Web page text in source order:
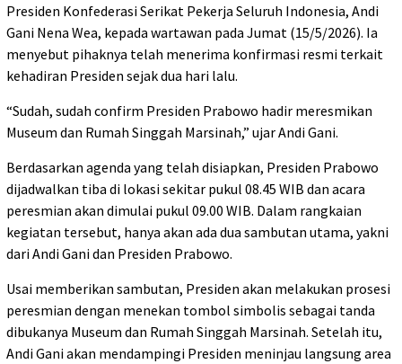
Presiden Konfederasi Serikat Pekerja Seluruh Indonesia, Andi
Gani Nena Wea, kepada wartawan pada Jumat (15/5/2026). Ia
menyebut pihaknya telah menerima konfirmasi resmi terkait
kehadiran Presiden sejak dua hari lalu.
“Sudah, sudah confirm Presiden Prabowo hadir meresmikan
Museum dan Rumah Singgah Marsinah,” ujar Andi Gani.
Berdasarkan agenda yang telah disiapkan, Presiden Prabowo
dijadwalkan tiba di lokasi sekitar pukul 08.45 WIB dan acara
peresmian akan dimulai pukul 09.00 WIB. Dalam rangkaian
kegiatan tersebut, hanya akan ada dua sambutan utama, yakni
dari Andi Gani dan Presiden Prabowo.
Usai memberikan sambutan, Presiden akan melakukan prosesi
peresmian dengan menekan tombol simbolis sebagai tanda
dibukanya Museum dan Rumah Singgah Marsinah. Setelah itu,
Andi Gani akan mendampingi Presiden meninjau langsung area